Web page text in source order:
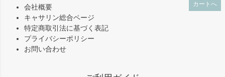
カートへ
会社概要
キャサリン総合ページ
特定商取引法に基づく表記
プライバシーポリシー
お問い合わせ